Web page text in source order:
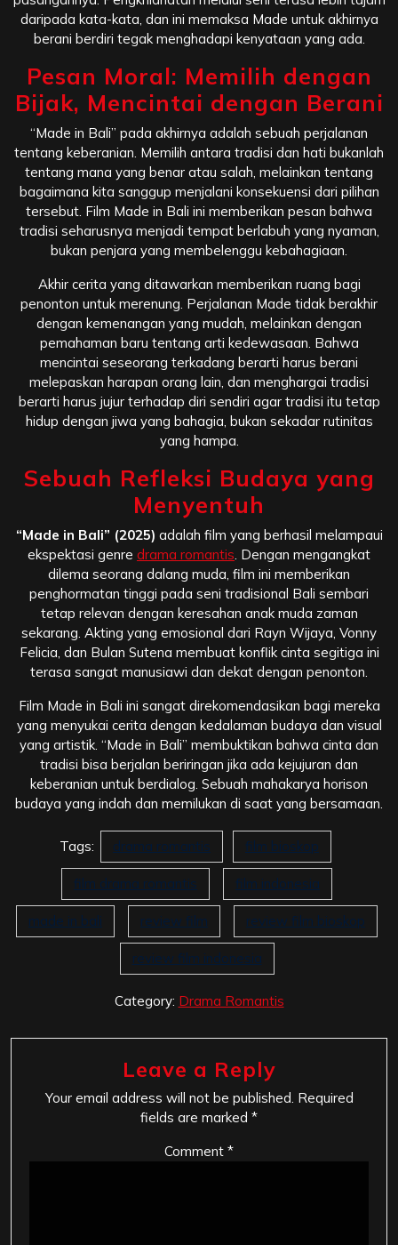
daripada kata-kata, dan ini memaksa Made untuk akhirnya
berani berdiri tegak menghadapi kenyataan yang ada.
Pesan Moral: Memilih dengan
Bijak, Mencintai dengan Berani
“Made in Bali” pada akhirnya adalah sebuah perjalanan
tentang keberanian. Memilih antara tradisi dan hati bukanlah
tentang mana yang benar atau salah, melainkan tentang
bagaimana kita sanggup menjalani konsekuensi dari pilihan
tersebut. Film Made in Bali ini memberikan pesan bahwa
tradisi seharusnya menjadi tempat berlabuh yang nyaman,
bukan penjara yang membelenggu kebahagiaan.
Akhir cerita yang ditawarkan memberikan ruang bagi
penonton untuk merenung. Perjalanan Made tidak berakhir
dengan kemenangan yang mudah, melainkan dengan
pemahaman baru tentang arti kedewasaan. Bahwa
mencintai seseorang terkadang berarti harus berani
melepaskan harapan orang lain, dan menghargai tradisi
berarti harus jujur terhadap diri sendiri agar tradisi itu tetap
hidup dengan jiwa yang bahagia, bukan sekadar rutinitas
yang hampa.
Sebuah Refleksi Budaya yang
Menyentuh
“Made in Bali” (2025) adalah film yang berhasil melampaui
ekspektasi genre drama romantis. Dengan mengangkat
dilema seorang dalang muda, film ini memberikan
penghormatan tinggi pada seni tradisional Bali sembari
tetap relevan dengan keresahan anak muda zaman
sekarang. Akting yang emosional dari Rayn Wijaya, Vonny
Felicia, dan Bulan Sutena membuat konflik cinta segitiga ini
terasa sangat manusiawi dan dekat dengan penonton.
Film Made in Bali ini sangat direkomendasikan bagi mereka
yang menyukai cerita dengan kedalaman budaya dan visual
yang artistik. “Made in Bali” membuktikan bahwa cinta dan
tradisi bisa berjalan beriringan jika ada kejujuran dan
keberanian untuk berdialog. Sebuah mahakarya horison
budaya yang indah dan memilukan di saat yang bersamaan.
Tags: drama romantis film bioskop
film drama romantis film indonesia
made in bali review film review film bioskop
review film indonesia
Category: Drama Romantis
Leave a Reply
Your email address will not be published. Required
fields are marked *
Comment *